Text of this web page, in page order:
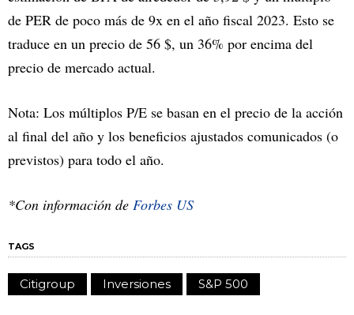
de PER de poco más de 9x en el año fiscal 2023. Esto se
traduce en un precio de 56 $, un 36% por encima del
precio de mercado actual.
Nota: Los múltiplos P/E se basan en el precio de la acción
al final del año y los beneficios ajustados comunicados (o
previstos) para todo el año.
*Con información de Forbes US
TAGS
Citigroup Inversiones S&P 500